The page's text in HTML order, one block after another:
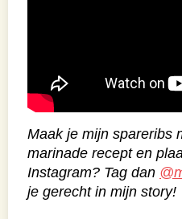
Maak je mijn spareribs
marinade recept en
Instagram? Tag dan
je gerecht in mijn story!